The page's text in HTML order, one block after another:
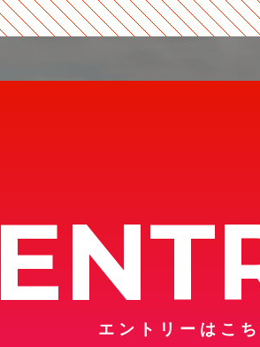
エントリーはこ